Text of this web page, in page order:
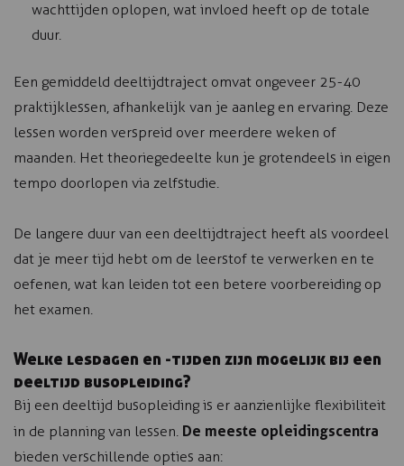
wachttijden oplopen, wat invloed heeft op de totale
duur.
Een gemiddeld deeltijdtraject omvat ongeveer 25-40
praktijklessen, afhankelijk van je aanleg en ervaring. Deze
lessen worden verspreid over meerdere weken of
maanden. Het theoriegedeelte kun je grotendeels in eigen
tempo doorlopen via zelfstudie.
De langere duur van een deeltijdtraject heeft als voordeel
dat je meer tijd hebt om de leerstof te verwerken en te
oefenen, wat kan leiden tot een betere voorbereiding op
het examen.
Welke lesdagen en -tijden zijn mogelijk bij een
deeltijd busopleiding?
Bij een deeltijd busopleiding is er aanzienlijke flexibiliteit
in de planning van lessen. De meeste opleidingscentra
bieden verschillende opties aan: